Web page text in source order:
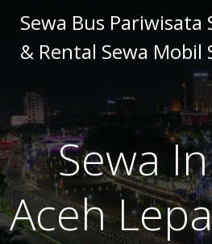
to
Sewa Bus Pariwisata
& Rental Sewa Mobil
Sewa
Aceh